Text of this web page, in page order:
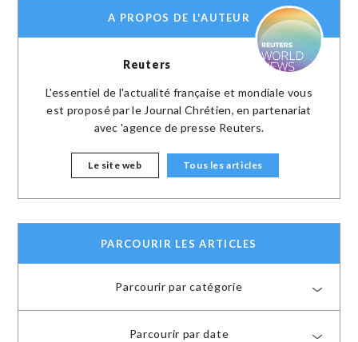
A PROPOS DE L'AUTEUR
Reuters
L'essentiel de l'actualité française et mondiale vous
est proposé par le Journal Chrétien, en partenariat
avec 'agence de presse Reuters.
Le site web Tous les articles
PARCOURIR LES ARTICLES
Parcourir par catégorie
Parcourir par date